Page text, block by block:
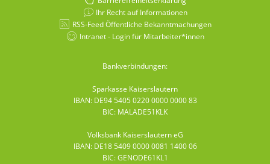
Ihr Recht auf Informationen
RSS-Feed Öffentliche Bekanntmachungen
Intranet - Login für Mitarbeiter*innen
Bankverbindungen:
Sparkasse Kaiserslautern
IBAN: DE94 5405 0220 0000 0000 83
BIC: MALADE51KLK
Volksbank Kaiserslautern eG
IBAN: DE18 5409 0000 0081 1400 06
BIC: GENODE61KL1